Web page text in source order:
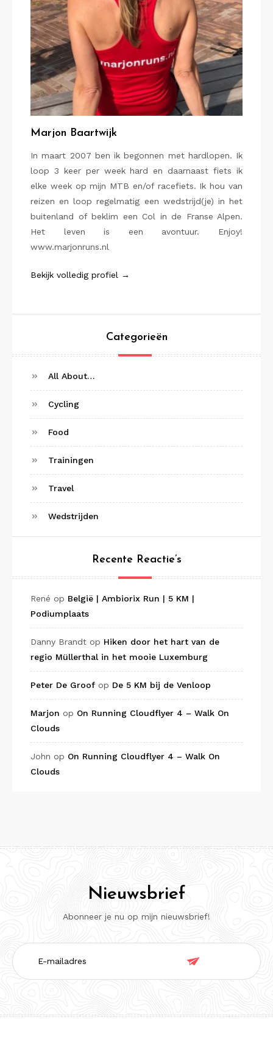
Marjon Baartwijk
In maart 2007 ben ik begonnen met hardlopen. Ik
loop 3 keer per week hard en daarnaast fiets ik
elke week op mijn MTB en/of racefiets. Ik hou van
reizen en loop regelmatig een wedstrijd(je) in het
buitenland of beklim een Col in de Franse Alpen.
Het leven is een avontuur. Enjoy!
www.marjonruns.nl
Bekijk volledig profiel →
Categorieën
All About…
Cycling
Food
Trainingen
Travel
Wedstrijden
Recente Reactie’s
René op België | Ambiorix Run | 5 KM |
Podiumplaats
Danny Brandt op Hiken door het hart van de
regio Müllerthal in het mooie Luxemburg
Peter De Groof op De 5 KM bij de Venloop
Marjon op On Running Cloudflyer 4 – Walk On
Clouds
John op On Running Cloudflyer 4 – Walk On
Clouds
Nieuwsbrief
Abonneer je nu op mijn nieuwsbrief!
E-
mailadres
